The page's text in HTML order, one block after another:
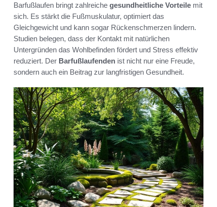
Barfußlaufen bringt zahlreiche gesundheitliche Vorteile mit
sich. Es stärkt die Fußmuskulatur, optimiert das
Gleichgewicht und kann sogar Rückenschmerzen lindern.
Studien belegen, dass der Kontakt mit natürlichen
Untergründen das Wohlbefinden fördert und Stress effektiv
reduziert. Der Barfußlaufenden ist nicht nur eine Freude,
sondern auch ein Beitrag zur langfristigen Gesundheit.